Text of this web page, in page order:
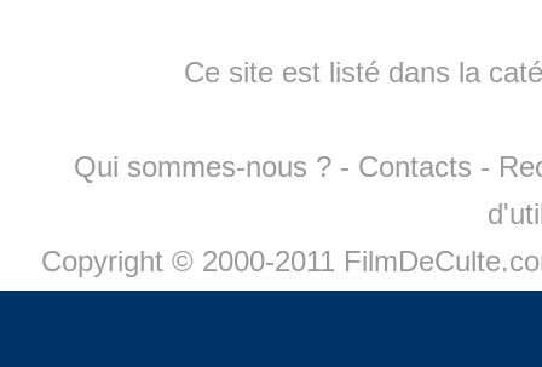
Ce site est listé dans la
Qui sommes-nous ? - Contacts -
Copyright © 2000-2011